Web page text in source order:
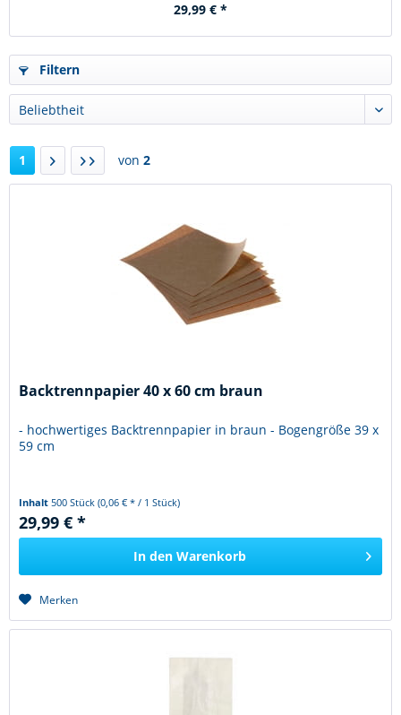
29,99 € *
Filtern
1 von 2
Backtrennpapier 40 x 60 cm braun
- hochwertiges Backtrennpapier in braun - Bogengröße 39 x
59 cm
Inhalt500 Stück(0,06 € * / 1 Stück)
29,99 € *
In den Warenkorb
Merken